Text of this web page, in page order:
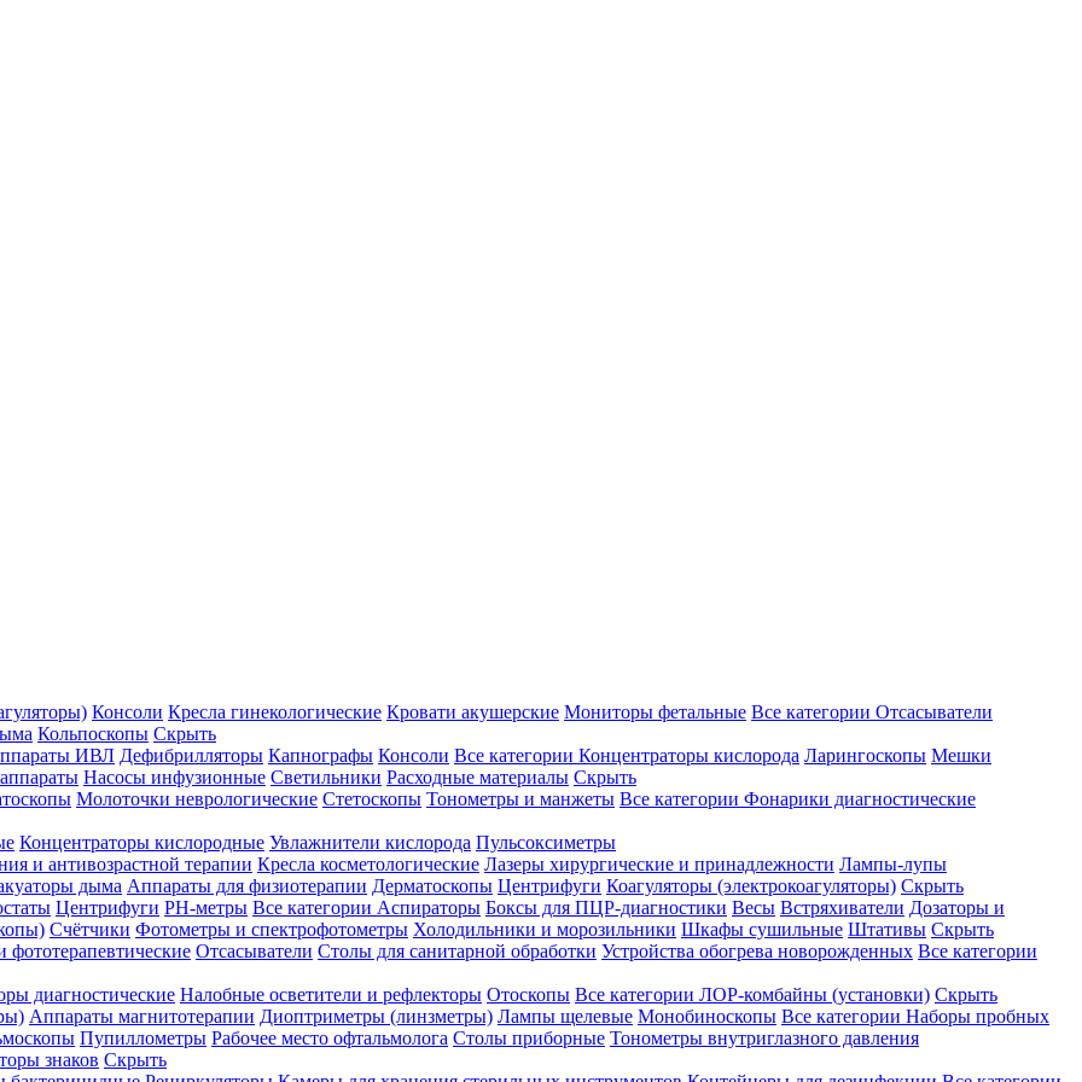
Консоли Кресла гинекологические Кровати акушерские Мониторы фетальные Все категории Отсасыватели
Кольпоскопы Скрыть
ИВЛ Дефибрилляторы Капнографы Консоли Все категории Концентраторы кислорода Ларингоскопы Мешки
Насосы инфузионные Светильники Расходные материалы Скрыть
Молоточки неврологические Стетоскопы Тонометры и манжеты Все категории Фонарики диагностические
Концентраторы кислородные Увлажнители кислорода Пульсоксиметры
и антивозрастной терапии Кресла косметологические Лазеры хирургические и принадлежности Лампы-лупы
дыма Аппараты для физиотерапии Дерматоскопы Центрифуги Коагуляторы (электрокоагуляторы) Скрыть
Центрифуги PH-метры Все категории Аспираторы Боксы для ПЦР-диагностики Весы Встряхиватели Дозаторы и
Счётчики Фотометры и спектрофотометры Холодильники и морозильники Шкафы сушильные Штативы Скрыть
фототерапевтические Отсасыватели Столы для санитарной обработки Устройства обогрева новорожденных Все категории
диагностические Налобные осветители и рефлекторы Отоскопы Все категории ЛОР-комбайны (установки) Скрыть
Аппараты магнитотерапии Диоптриметры (линзметры) Лампы щелевые Монобиноскопы Все категории Наборы пробных
Пупиллометры Рабочее место офтальмолога Столы приборные Тонометры внутриглазного давления
знаков Скрыть